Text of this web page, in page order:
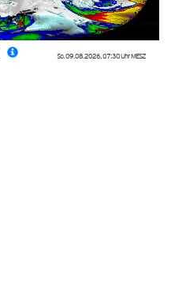
So. 09.08.2026, 07:30 UhrMESZ